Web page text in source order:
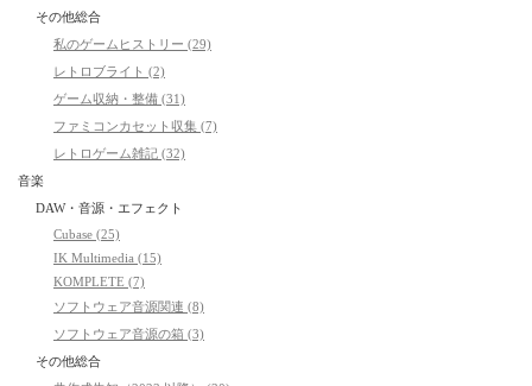
その他総合
私のゲームヒストリー (29)
レトロブライト (2)
ゲーム収納・整備 (31)
ファミコンカセット収集 (7)
レトロゲーム雑記 (32)
音楽
DAW・音源・エフェクト
Cubase (25)
IK Multimedia (15)
KOMPLETE (7)
ソフトウェア音源関連 (8)
ソフトウェア音源の箱 (3)
その他総合